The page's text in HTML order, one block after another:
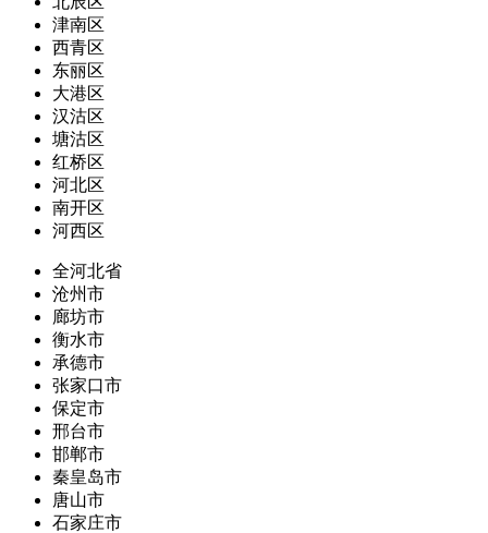
津南区
西青区
东丽区
大港区
汉沽区
塘沽区
红桥区
河北区
南开区
河西区
全河北省
沧州市
廊坊市
衡水市
承德市
张家口市
保定市
邢台市
邯郸市
秦皇岛市
唐山市
石家庄市